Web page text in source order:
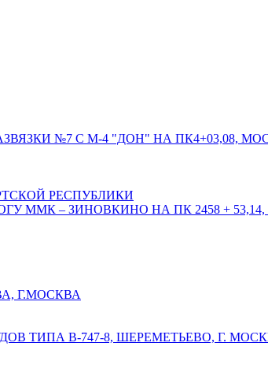
№7 С М-4 "ДОН" НА ПК4+03,08,
РЕСПУБЛИКИ
ММК – ЗИНОВКИНО НА ПК 2458 +
Г.МОСКВА
ТИПА В-747-8, ШЕРЕМЕТЬЕВО, Г.